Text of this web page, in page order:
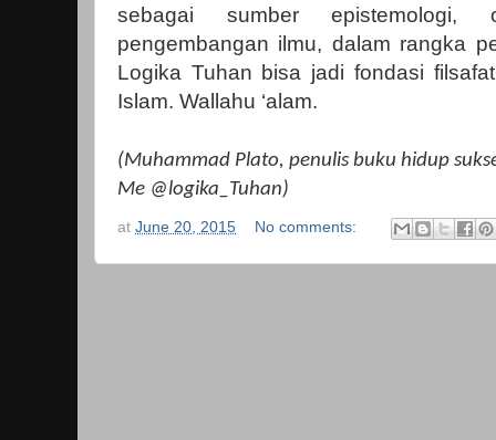
sebagai sumber epistemologi,
pengembangan ilmu, dalam rangka
Logika Tuhan bisa jadi fondasi
Islam. Wallahu ‘alam.
(Muhammad Plato, penulis buku hidup
Me @logika_Tuhan)
at June 20, 2015 No comments: